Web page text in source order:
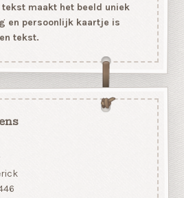
maakt het beeld uniek
en persoonlijk kaartje is
tekst.